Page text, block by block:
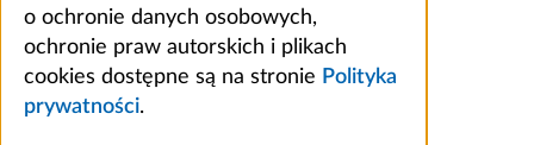
o ochronie danych osobowych,
ochronie praw autorskich i plikach
cookies dostępne są na stronie Polityka
prywatności.